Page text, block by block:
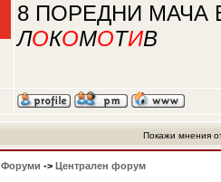
8 ПОРЕДНИ МАЧА
ЛОКОМОТИВ
Покажи мнения
Форуми -> Централен форум